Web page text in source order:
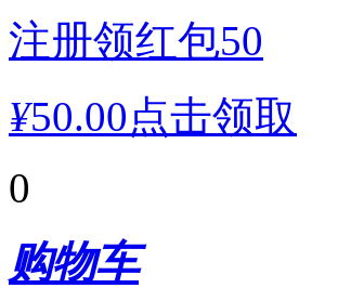
注册领红包50
¥50.00点击领取
0
购物车